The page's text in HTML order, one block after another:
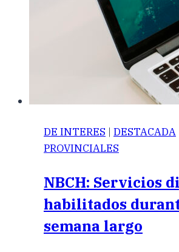
DE INTERES | DESTACADA
PROVINCIALES
NBCH: Servicios
habilitados
semana largo